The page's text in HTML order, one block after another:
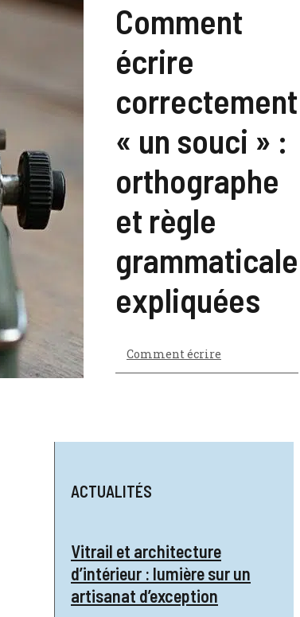
Comment
écrire
correctement
« un souci » :
orthographe
et règle
grammaticale
expliquées
Comment écrire
ACTUALITÉS
Vitrail et architecture
d’intérieur : lumière sur un
artisanat d’exception